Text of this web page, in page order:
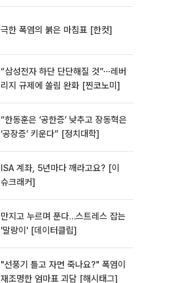
극한 폭염의 붉은 마침표 [한컷]
“삼성전자 하단 단단해질 것”⋯레버
리지 규제에 쏠림 완화 [찐코노미]
“한동훈은 ‘공한증’ 낮추고 장동혁은
‘공장증’ 키운다” [정치대학]
ISA 계좌, 5년마다 깨라고요? [이
슈크래커]
만지고 누르며 푼다…스트레스 잡는
'말랑이' [데이터클립]
"선풍기 틀고 자면 죽나요?" 폭염이
재조명한 엄마표 괴담 [해시태그]